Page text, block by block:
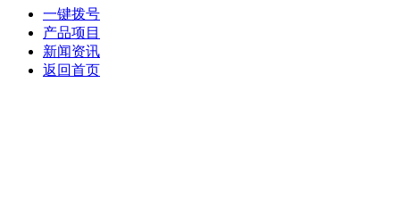
一键拨号
产品项目
新闻资讯
返回首页